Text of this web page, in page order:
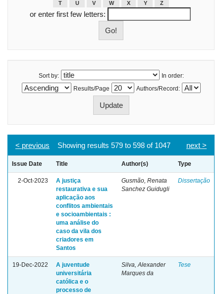
T
U V W X Y Z
or enter first few letters:
Sort by:
In order:
Results/Page
Authors/Record:
Showing results 579 to 598 of 1047
< previous next >
Issue Date Title Author(s) Type
2-Oct-2023
A justiça
restaurativa e sua
aplicação aos
conflitos ambientais
e socioambientais :
uma análise do
caso da vila dos
criadores em
Santos
Gusmão, Renata
Sanchez Guidugli
Dissertação
19-Dec-2022
A juventude
universitária
católica e o
processo de
Silva, Alexander
Marques da
Tese